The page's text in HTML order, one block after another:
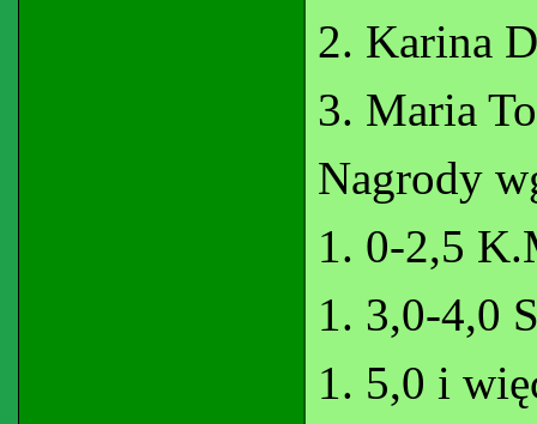
2. Karina
3. Maria
Nagrody
1. 0-2,5
1. 3,0-4,0
1. 5,0 i